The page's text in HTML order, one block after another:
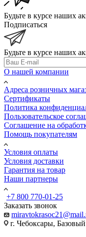
Будьте в курсе наших
Подписаться
Будьте в курсе наших
О нашей компании
Адреса розничных
Сертификаты
Политика
Пользовательское
Соглашение на
Помощь покупателям
Условия оплаты
Условия доставки
Гарантия на товар
Наши партнеры
+7 800 770-01-25
Заказать звонок
г. Чебоксары,